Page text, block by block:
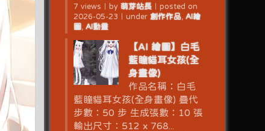
7 views by 萌芽站長｜ posted on
2026-05-23
under 創作作品, AI繪
圖, AI動畫
【AI 繪圖】白毛
藍瞳貓耳女孩(全
身畫像)
作品名稱：白毛
藍瞳貓耳女孩(全身畫像) 疊代
步數：50 步 生成張數：10 張
輸出尺寸：512 x 768...